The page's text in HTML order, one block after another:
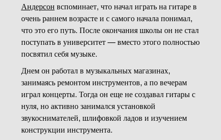
Андерсон вспоминает, что начал играть на гитаре в
очень раннем возрасте и с самого начала понимал,
что это его путь. После окончания школы он не стал
поступать в университет — вместо этого полностью
посвятил себя музыке.
Днем он работал в музыкальных магазинах,
занимаясь ремонтом инструментов, а по вечерам
играл концерты. Тогда он еще не создавал гитары с
нуля, но активно занимался установкой
звукоснимателей, шлифовкой ладов и изучением
конструкции инструмента.